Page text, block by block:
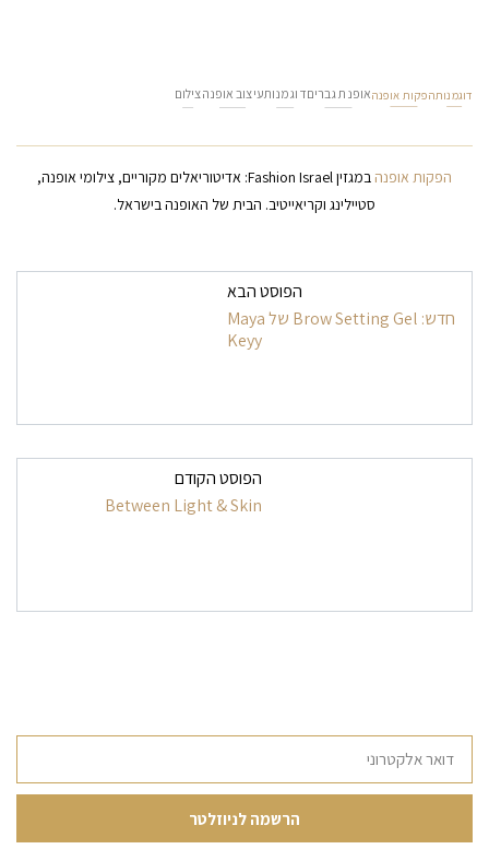
דוגמנותהפקות אופנהאופנת גבריםדוגמנותעיצוב אופנהצילום
הפקות אופנה
במגזין Fashion Israel: אדיטוריאלים מקוריים, צילומי אופנה,
סטיילינג וקריאייטיב. הבית של האופנה בישראל.
ניווט בפרסומיםהפוסט הבא
חדש: Brow Setting Gel של Maya
Keyy
הפוסט הקודם
Between Light & Skin